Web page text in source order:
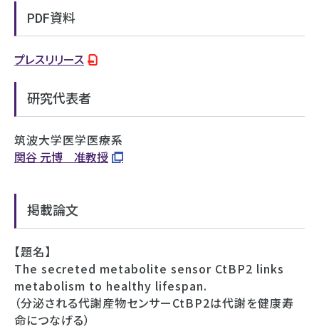
PDF資料
プレスリリース
研究代表者
筑波大学医学医療系
関谷 元博 准教授
掲載論文
【題名】
The secreted metabolite sensor CtBP2 links
metabolism to healthy lifespan.
（分泌される代謝産物センサーCtBP2は代謝を健康寿
命につなげる）